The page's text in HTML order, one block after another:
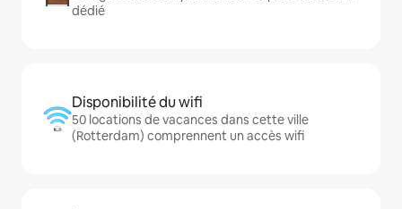
dédié
Disponibilité du wifi
50 locations de vacances dans cette ville
(Rotterdam) comprennent un accès wifi